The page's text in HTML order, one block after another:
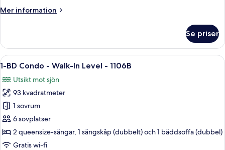
-
bottenvåning
Mer information
Mer
Deluxe
1
-
sjöutsikt
bottenvåning
Se priser
Öppna
alla
foton
för
1-
BD
Condo
-
Ett sovrum med två sängar, en
11
1-BD Condo - Walk-In Level - 1106B
Utsikt mot sjön
93 kvadratmeter
1 sovrum
6 sovplatser
2 queensize-sängar, 1 sängskåp (dubbelt) och 1 bäddsoffa (dubbel)
Gratis wi-fi